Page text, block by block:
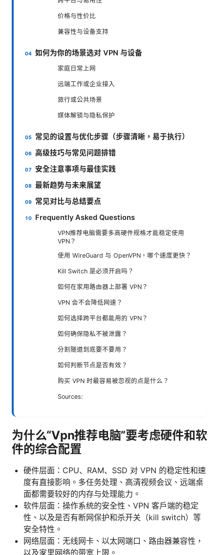
价格与性价比
兼容性与设备支持
如何为你的场景选对 VPN 与设备
家庭日常上网
远端工作或企业接入
旅行或公共场景
媒体解锁与隐私保护
常见的设置与优化步骤（步骤清晰，易于执行）
高级技巧与常见问题排错
安全注意事项与最佳实践
最新趋势与未来展望
常见对比与总结要点
Frequently Asked Questions
VPN推荐电脑需要多高硬件规格才能稳定使用
VPN？
使用 WireGuard 与 OpenVPN，哪个速度更快？
Kill Switch 是必须开启吗？
如何在家用路由器上部署 VPN？
VPN 会不会降低网速？
如何选择跨平台都能用的 VPN？
如何确保隐私不被泄露？
分割隧道到底要不要用？
如何判断节点是否有效？
购买 VPN 时最容易被忽视的点是什么？
Sources:
为什么“Vpn推荐电脑”要考虑硬件和软
件的综合配置
硬件层面：CPU、RAM、SSD 对 VPN 的稳定性和速
度有直接影响。多任务处理、高清视频会议、远端桌
面都需要较好的内存与处理能力。
软件层面：操作系统的安全性、VPN 客户端的稳定
性、以及是否有断网保护和杀开关（kill switch）等
安全特性。
网络层面：无线网卡、以太网端口、路由器兼容性，
以及家里网络的带宽上限。